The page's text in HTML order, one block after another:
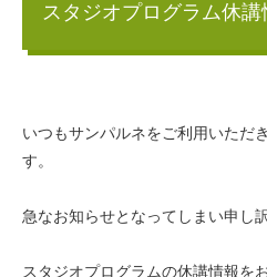
スタジオプログラム休講
いつもサンパルネをご利用いただ
す。
急なお知らせとなってしまい申し
スタジオプログラムの休講情報を